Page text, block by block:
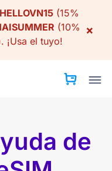
HELLOVN15 (15%
(10%
¡Usa el tuyo!
×
de